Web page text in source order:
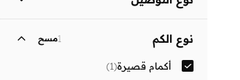
نوع الكم 1مسح
أكمام قصيرة(
1
)